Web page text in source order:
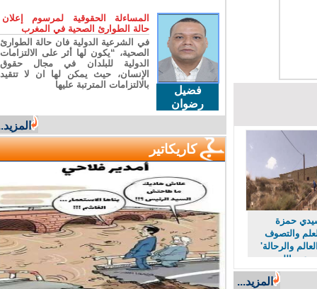
حمزة
والتصوف
والرحالة'
الله
المزيد...
فضيل
رضوان
المساءلة الحقوقية لمرسوم إعلان
حالة الطوارئ الصحية في المغرب
في الشرعية الدولية فان حالة الطوارئ
الصحية، “يكون لها أثر على الالتزامات
الدولية للبلدان في مجال حقوق
الإنسان، حيث يمكن لها ان لا تتقيد
بالالتزامات المترتبة عليها
المزيد...
كاريكاتير